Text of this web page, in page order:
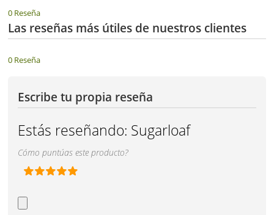
0 Reseña
Las reseñas más útiles de nuestros clientes
0 Reseña
Escribe tu propia reseña
Estás reseñando: Sugarloaf
Cómo puntúas este producto?